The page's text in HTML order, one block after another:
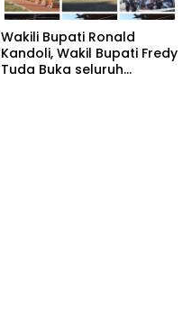
Wakili Bupati Ronald
Kandoli, Wakil Bupati Fredy
Tuda Buka seluruh